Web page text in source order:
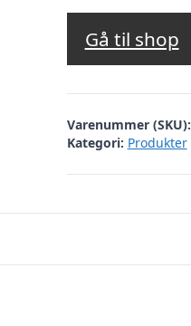
Gå til shop
Varenummer (SKU):
Kategori: Produkter